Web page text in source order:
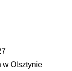
w Olsztynie